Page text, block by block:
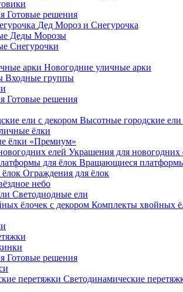
Готовые решения
Дед Мороз и Снегурочка
Деды Морозы
Снегурочки
Новогодние уличные арки
Входные группы
Готовые решения
Высотные городские ели
ёлки
ёлки «Премиум»
Украшения для новогодних
Вращающиеся
Ограждения для ёлок
небо
Светодиодные ели
Комплекты хвойных
Готовые решения
Светодинамические